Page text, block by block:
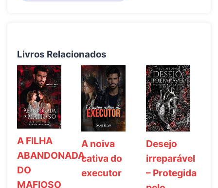
Livros Relacionados
A FILHA
ABANDONADA
DO
MAFIOSO
A noiva
cativa do
executor
Desejo
irreparável
– Protegida